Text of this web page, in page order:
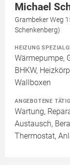
Michael
Grambeker Weg
Schenkenberg)
HEIZUNG
Wärmepumpe,
BHKW,
Wallboxen
ANGEBOTENE
Wartung,
Austausch,
Thermostat,